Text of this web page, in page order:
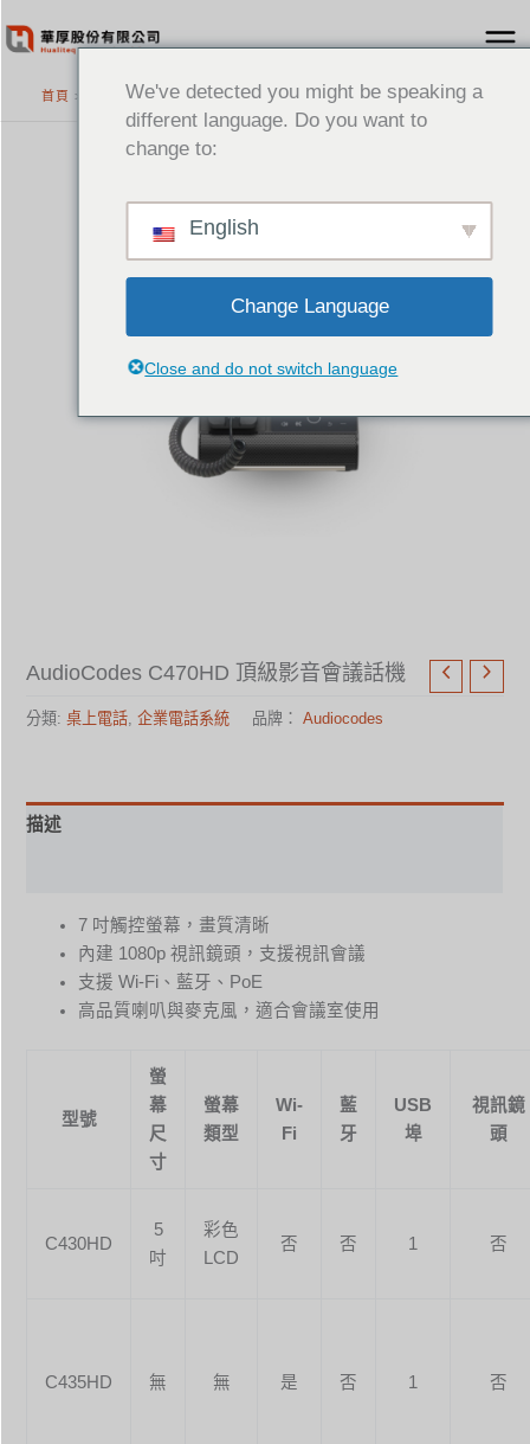
至
首頁 > 精選產品
AudioCodes C470HD 頂級影音會議話機
分類:桌上電話 ,企業電話系統 品牌：Audiocodes
描述
7 吋觸控螢幕，畫質清晰
內建 1080p 視訊鏡頭，支援視訊會議
支援 Wi-Fi、藍牙、PoE
高品質喇叭與麥克風，適合會議室使用
型號
螢
幕
尺
寸
螢幕
類型
Wi-
Fi
藍
牙
USB
埠
視訊鏡
頭
C430HD
5
吋
彩色
LCD
否 否 1 否
C435HD 無 無 是 否 1 否
We've detected you might be speaking a
different language. Do you want to
change to:
English
Change Language
Close and do not switch language